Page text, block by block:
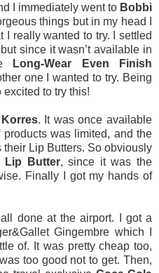
I immediately went to Bobbi
things but in my head I
I really wanted to try. I settled
since it wasn’t available in
Long-Wear Even Finish
one I wanted to try. Being
excited to try this!
Korres. It was once available
was limited, and the
Lip Butters. So obviously
Lip Butter, since it was the
Finally I got my hands of
done at the airport. I got a
Gingembre which I
of. It was pretty cheap too,
too good not to get. Then,